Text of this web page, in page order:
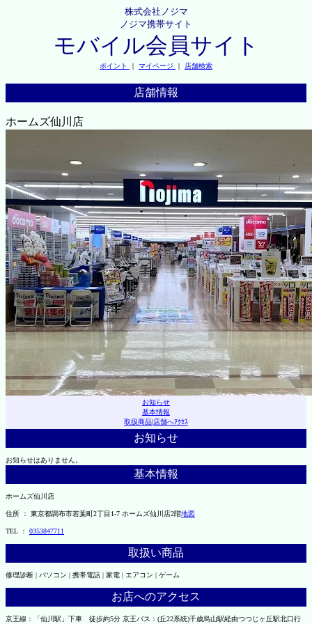
株式会社ノジマ
ノジマ携帯サイト
モバイル会員サイト
ポイント ｜ マイページ ｜ 店舗検索
店舗情報
ホームズ仙川店
お知らせ
基本情報
取扱商品|店舗へｱｸｾｽ
お知らせ
お知らせはありません。
基本情報
ホームズ仙川店
住所 ： 東京都調布市若葉町2丁目1-7 ホームズ仙川店2階地図
TEL ： 0353847711
取扱い商品
修理診断 | パソコン | 携帯電話 | 家電 | エアコン | ゲーム
お店へのアクセス
京王線：「仙川駅」下車 徒歩約5分 京王バス：(丘22系統)千歳烏山駅経由つつじヶ丘駅北口行